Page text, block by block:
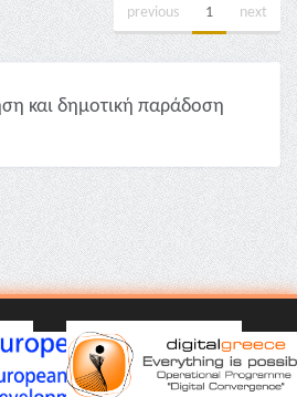
previous 1 next
και δημοτική παράδοση